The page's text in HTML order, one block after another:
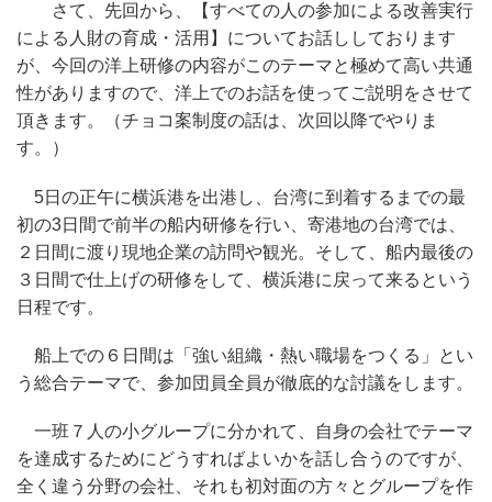
さて、先回から、【すべての人の参加による改善実行
による人財の育成・活用】についてお話ししております
が、今回の洋上研修の内容がこのテーマと極めて高い共通
性がありますので、洋上でのお話を使ってご説明をさせて
頂きます。（チョコ案制度の話は、次回以降でやりま
す。）
5日の正午に横浜港を出港し、台湾に到着するまでの最
初の3日間で前半の船内研修を行い、寄港地の台湾では、
２日間に渡り現地企業の訪問や観光。そして、船内最後の
３日間で仕上げの研修をして、横浜港に戻って来るという
日程です。
船上での６日間は「強い組織・熱い職場をつくる」とい
う総合テーマで、参加団員全員が徹底的な討議をします。
一班７人の小グループに分かれて、自身の会社でテーマ
を達成するためにどうすればよいかを話し合うのですが、
全く違う分野の会社、それも初対面の方々とグループを作